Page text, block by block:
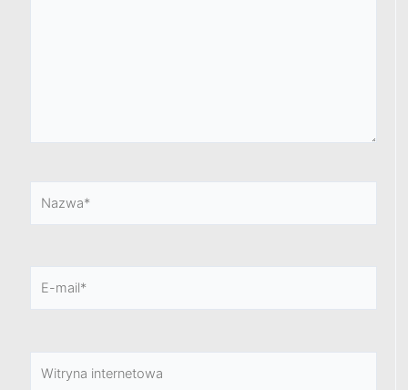
internetowa